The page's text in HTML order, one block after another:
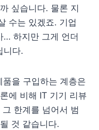
싶습니다. 물론 지
수는 있겠죠. 기업
… 하지만 그게 언더
니다.
을 구입하는 계층은
에 비해 IT 기기 리뷰
한계를 넘어서 범
것 같습니다.